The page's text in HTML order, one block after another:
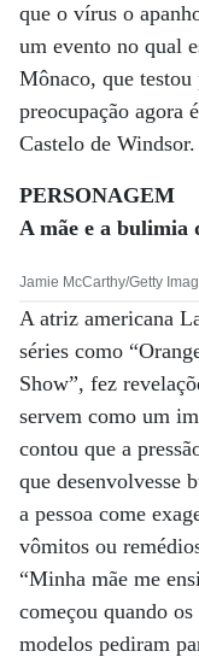
que o vírus o
um evento no qual
Mônaco, que
preocupação agora
Castelo de Windsor.
PERSONAGEM
A mãe e a bulimia
Jamie McCarthy/Getty
A atriz americana
séries como
Show”, fez
servem como um
contou que a
que desenvolvesse
a pessoa come
vômitos ou
“Minha mãe me
começou quando
modelos pediram